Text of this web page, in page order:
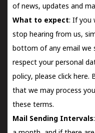
of news, updates and
What to expect: If you
stop hearing from us,
bottom of any email we
respect your personal
policy, please click here.
that we may process
these terms.
Mail Sending Intervals